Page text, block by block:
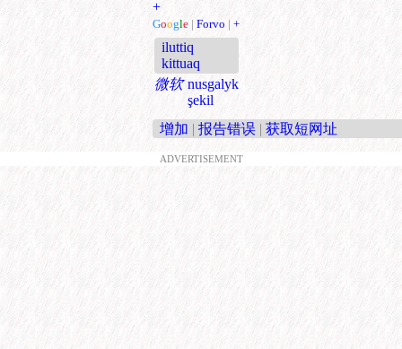
+
Google | Forvo | +
iluttiq
kittuaq
微软 nusgalyk
şekil
增加 | 报告错误 | 获取短网址
ADVERTISEMENT